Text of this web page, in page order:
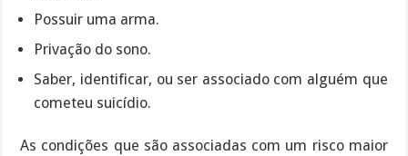
Possuir uma arma.
Privação do sono.
Saber, identificar, ou ser associado com alguém que
cometeu suicídio.
As condições que são associadas com um risco maior